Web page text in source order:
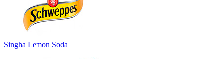
Singha Lemon Soda